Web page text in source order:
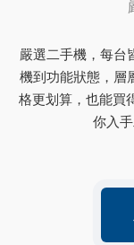
嚴選二手機，每台
機到功能狀態，層
格更划算，也能買
你入